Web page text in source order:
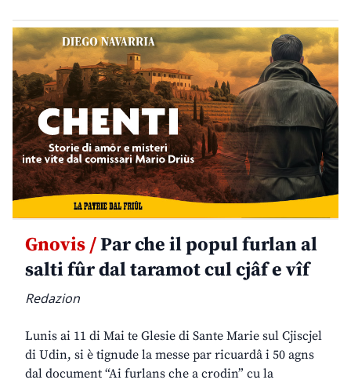
Gnovis /Par che il popul furlan al
salti fûr dal taramot cul cjâf e vîf
Redazion
Lunis ai 11 di Mai te Glesie di Sante Marie sul Cjiscjel
di Udin, si è tignude la messe par ricuardâ i 50 agns
dal document “Ai furlans che a crodin” cu la